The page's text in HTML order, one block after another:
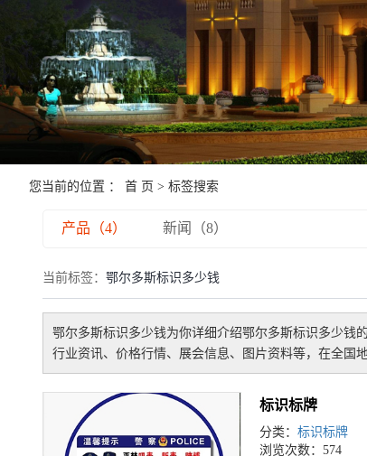
您当前的位置 ： 首 页 > 标签搜索
产品（4） 新闻（8）
当前标签： 鄂尔多斯标识多少钱
鄂尔多斯标识多少钱为你详细介绍鄂尔多斯标识多少钱
行业资讯、价格行情、展会信息、图片资料等，在全国
标识标牌
分类： 标识标牌
浏览次数：574